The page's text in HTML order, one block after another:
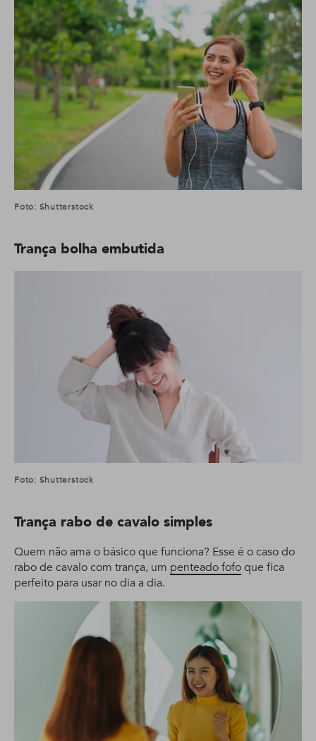
Foto: Shutterstock
Trança bolha embutida
Foto: Shutterstock
Trança rabo de cavalo simples
Quem não ama o básico que funciona? Esse é o caso do
rabo de cavalo com trança, um penteado fofoque fica
perfeito para usar no dia a dia.